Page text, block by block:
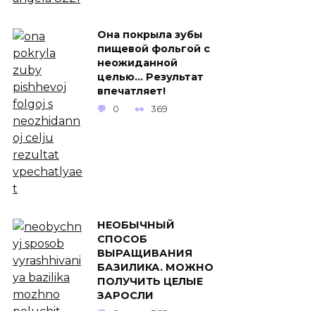
Она покрыла зубы
пищевой фольгой с
неожиданной
целью… Результат
впечатляет!
0 369
НЕОБЫЧНЫЙ
СПОСОБ
ВЫРАЩИВАНИЯ
БАЗИЛИКА. МОЖНО
ПОЛУЧИТЬ ЦЕЛЫЕ
ЗАРОСЛИ